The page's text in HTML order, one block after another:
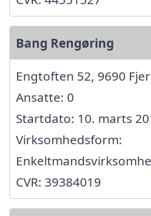
Bang Rengøring
Engtoften 52, 9690
Ansatte: 0
Startdato: 10. marts
Virksomhedsform:
CVR: 39384019